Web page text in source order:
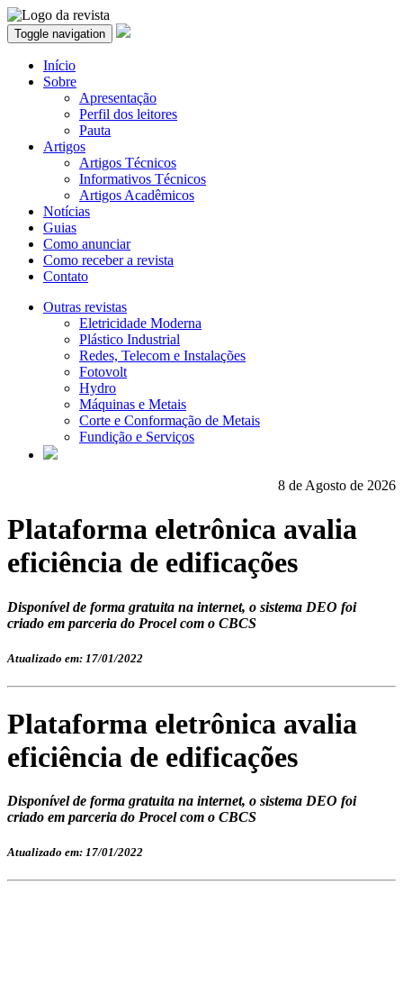
Toggle navigation
Início
Sobre
Apresentação
Perfil dos leitores
Pauta
Artigos
Artigos Técnicos
Informativos Técnicos
Artigos Acadêmicos
Notícias
Guias
Como anunciar
Como receber a revista
Contato
Outras revistas
Eletricidade Moderna
Plástico Industrial
Redes, Telecom e Instalações
Fotovolt
Hydro
Máquinas e Metais
Corte e Conformação de Metais
Fundição e Serviços
8 de Agosto de 2026
Plataforma eletrônica avalia
eficiência de edificações
Disponível de forma gratuita na internet, o sistema DEO foi
criado em parceria do Procel com o CBCS
Atualizado em: 17/01/2022
Plataforma eletrônica avalia
eficiência de edificações
Disponível de forma gratuita na internet, o sistema DEO foi
criado em parceria do Procel com o CBCS
Atualizado em: 17/01/2022